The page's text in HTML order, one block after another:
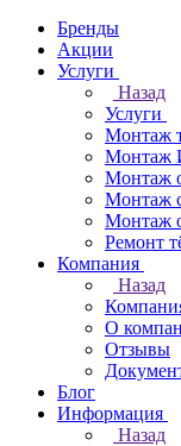
Бренды
Акции
Услуги
Назад
Услуги
Монтаж
Монтаж
Монтаж
Монтаж
Монтаж
Ремонт
Компания
Назад
О
Отзывы
Блог
Информация
Назад